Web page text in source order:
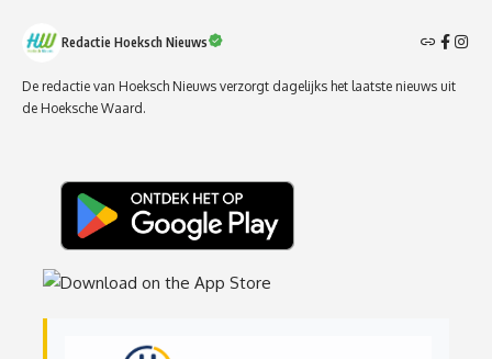
Redactie Hoeksch Nieuws
De redactie van Hoeksch Nieuws verzorgt dagelijks het laatste nieuws uit
de Hoeksche Waard.